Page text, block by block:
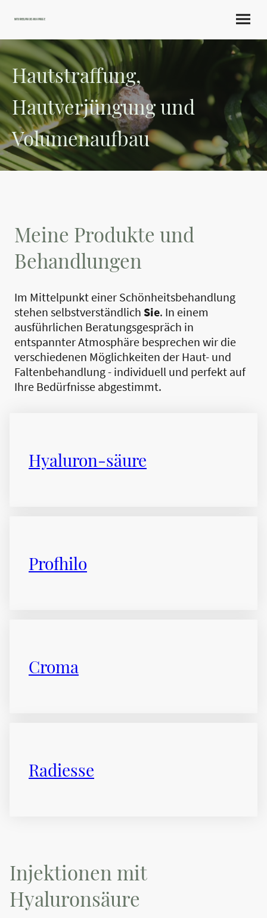
Naturheilpraxis Anja Prigge
Hautstraffung,
Hautverjüngung und
Volumenaufbau
Meine Produkte und
Behandlungen
Im Mittelpunkt einer Schönheitsbehandlung
stehen selbstverständlich Sie. In einem
ausführlichen Beratungsgespräch in
entspannter Atmosphäre besprechen wir die
verschiedenen Möglichkeiten der Haut- und
Faltenbehandlung - individuell und perfekt auf
Ihre Bedürfnisse abgestimmt.
Hyaluron-säure
Profhilo
Croma
Radiesse
Injektionen mit
Hyaluronsäure